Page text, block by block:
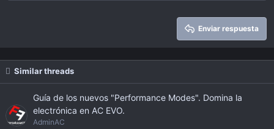
Enviar respuesta
Similar threads
Guía de los nuevos "Performance Modes". Domina la
electrónica en AC EVO.
AdminAC